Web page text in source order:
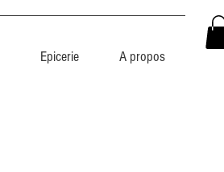
Epicerie A propos